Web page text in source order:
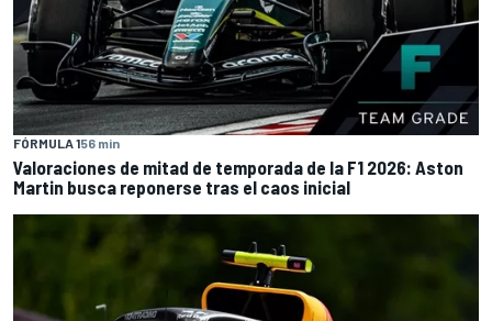
FÓRMULA 156 min
Valoraciones de mitad de temporada de la F1 2026: Aston
Martin busca reponerse tras el caos inicial